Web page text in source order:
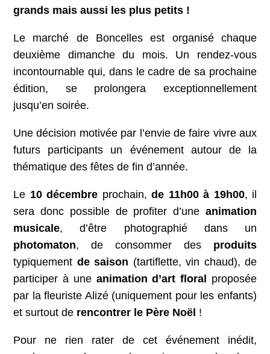
grands mais aussi les plus petits !
Le marché de Boncelles est organisé chaque
deuxième dimanche du mois. Un rendez-vous
incontournable qui, dans le cadre de sa prochaine
édition, se prolongera exceptionnellement
jusqu’en soirée.
Une décision motivée par l’envie de faire vivre aux
futurs participants un événement autour de la
thématique des fêtes de fin d’année.
Le 10 décembre prochain, de 11h00 à 19h00, il
sera donc possible de profiter d’une animation
musicale, d’être photographié dans un
photomaton, de consommer des produits
typiquement de saison (tartiflette, vin chaud), de
participer à une animation d’art floral proposée
par la fleuriste Alizé (uniquement pour les enfants)
et surtout de rencontrer le Père Noël !
Pour ne rien rater de cet événement inédit,